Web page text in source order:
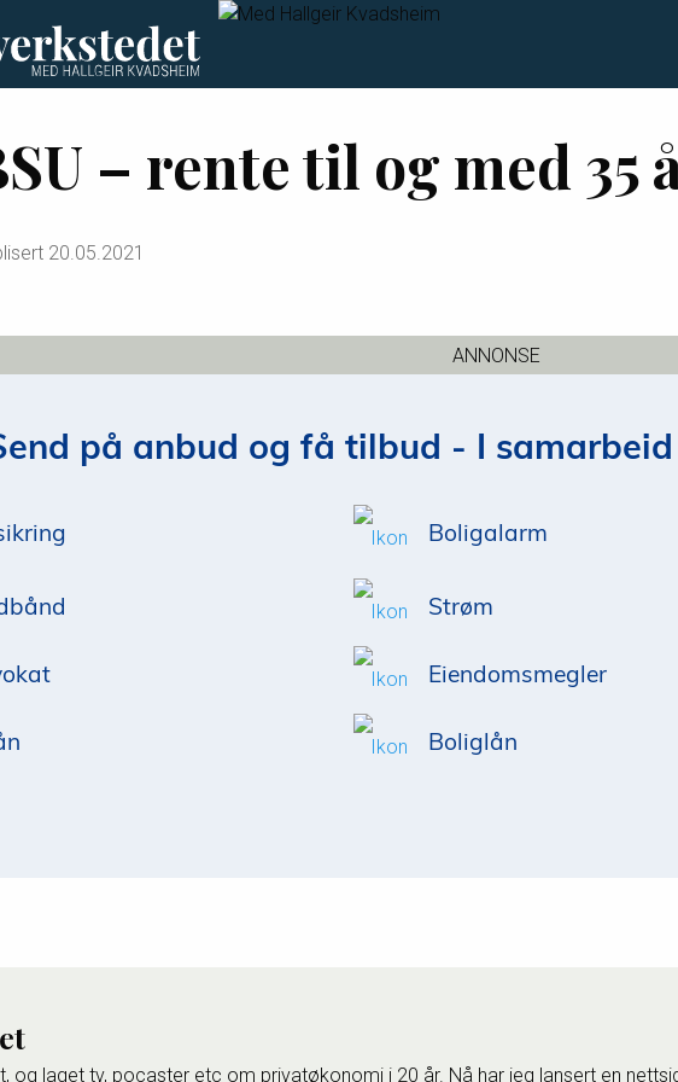
– rente til og med 35
20.05.2021
ANNONSE
på anbud og få tilbud - I
Boligalarm
Strøm
Eiendomsmegler
Boliglån
og laget tv, pocaster etc om privatøkonomi i 20 år. Nå har jeg lansert en